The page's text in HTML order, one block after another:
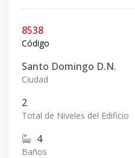
8538
Código
Santo Domingo D.N.
Ciudad
2
Total de Niveles del Edificio
4
Baños